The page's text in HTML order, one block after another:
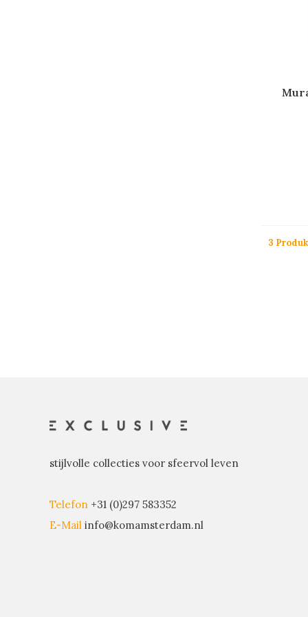
3
stijlvolle collecties voor sfeervol leven
Telefon +31 (0)297 583352
E-Mail info@komamsterdam.nl